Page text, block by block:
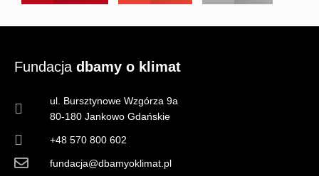
Fundacja dbamy o klimat
ul. Bursztynowe Wzgórza 9a
80-180 Jankowo Gdańskie
+48 570 800 602
fundacja@dbamyoklimat.pl